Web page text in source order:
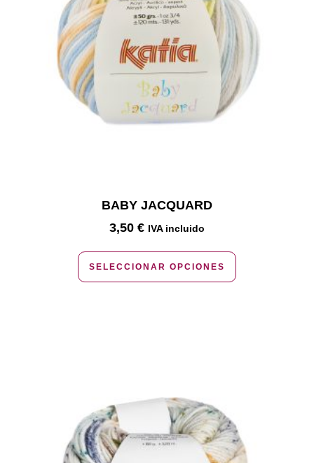
BABY JACQUARD
3,50 € IVA incluido
SELECCIONAR OPCIONES